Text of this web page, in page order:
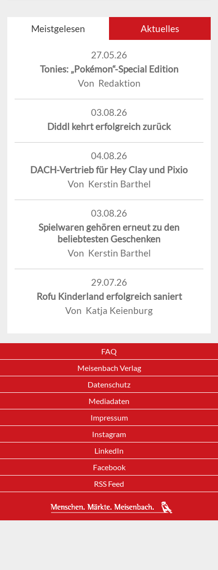
Meistgelesen Aktuelles
27.05.26
Tonies: „Pokémon“-Special Edition
Von Redaktion
03.08.26
Diddl kehrt erfolgreich zurück
04.08.26
DACH-Vertrieb für Hey Clay und Pixio
Von Kerstin Barthel
03.08.26
Spielwaren gehören erneut zu den
beliebtesten Geschenken
Von Kerstin Barthel
29.07.26
Rofu Kinderland erfolgreich saniert
Von Katja Keienburg
FAQ
Meisenbach Verlag
Datenschutz
Mediadaten
Impressum
Instagram
LinkedIn
Facebook
RSS Feed